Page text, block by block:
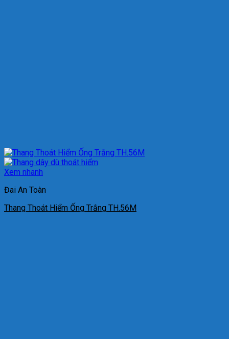
Xem nhanh
Đai An Toàn
Thang Thoát Hiểm Ống Trắng TH.56M